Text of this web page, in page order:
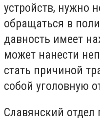
устройств, нужно
обращаться в
давность имеет
может нанести
стать причиной
собой уголовную
Славянский отдел